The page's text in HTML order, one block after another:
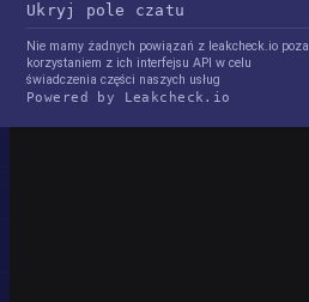
Ukryj pole czatu
Nie mamy żadnych powiązań z leakcheck.io poza
korzystaniem z ich interfejsu API w celu
świadczenia części naszych usług
Powered by Leakcheck.io